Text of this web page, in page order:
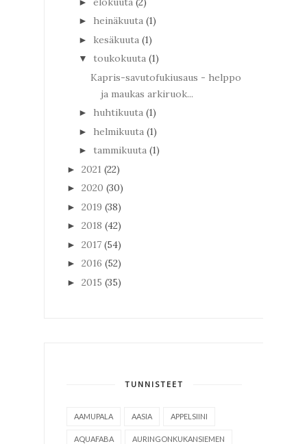
► heinäkuuta (1)
► kesäkuuta (1)
▼ toukokuuta (1)
Kapris-savutofukiusaus - helppo
ja maukas arkiruok...
► huhtikuuta (1)
► helmikuuta (1)
► tammikuuta (1)
► 2021 (22)
► 2020 (30)
► 2019 (38)
► 2018 (42)
► 2017 (54)
► 2016 (52)
► 2015 (35)
TUNNISTEET
AAMUPALA AASIA APPELSIINI
AQUAFABA AURINGONKUKANSIEMEN